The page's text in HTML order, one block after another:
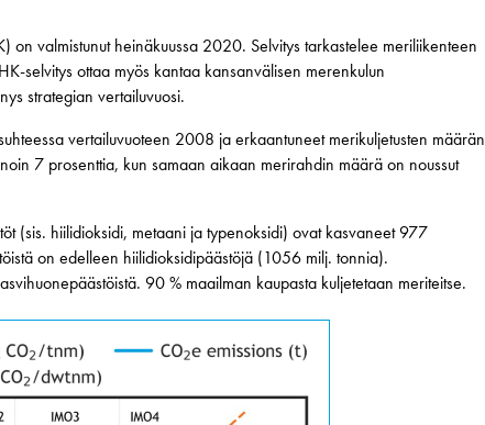
valmistunut heinäkuussa 2020. Selvitys tarkastelee meriliikenteen
selvitys ottaa myös kantaa kansanvälisen merenkulun
strategian vertailuvuosi.
vertailuvuoteen 2008 ja erkaantuneet merikuljetusten määrän
7 prosenttia, kun samaan aikaan merirahdin määrä on noussut
(sis. hiilidioksidi, metaani ja typenoksidi) ovat kasvaneet 977
on edelleen hiilidioksidipäästöjä (1056 milj. tonnia).
90 % maailman kaupasta kuljetetaan meriteitse.